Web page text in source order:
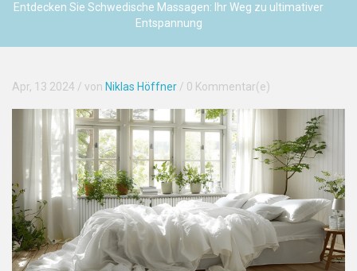
Entdecken Sie Schwedische Massagen: Ihr Weg zu ultimativer
Entspannung
Apr, 13 2024 / von Niklas Höffner / 0 Kommentar(e)